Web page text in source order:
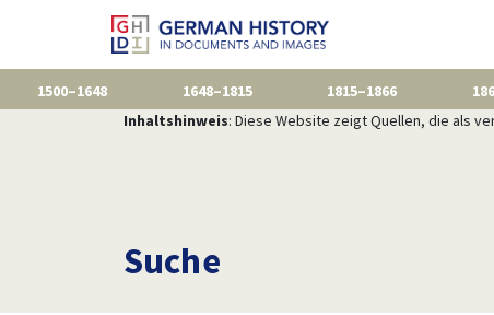
1500–1648 1648–1815 1815–1866
Inhaltshinweis: Diese Website zeigt Quellen, die als
Suche